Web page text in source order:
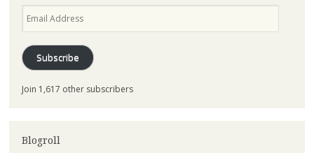
Address
Subscribe
Join 1,617 other subscribers
Blogroll